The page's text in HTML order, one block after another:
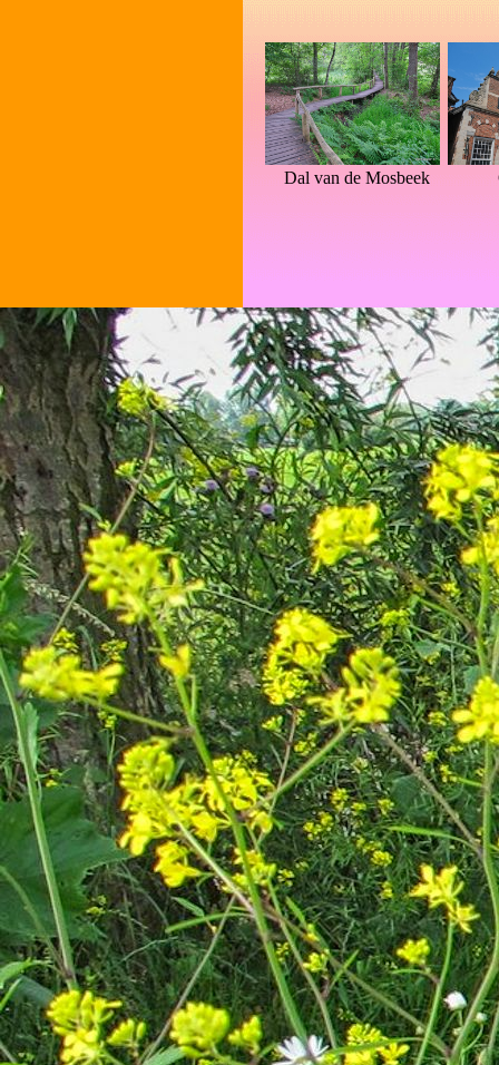
Dal van de Mosbeek